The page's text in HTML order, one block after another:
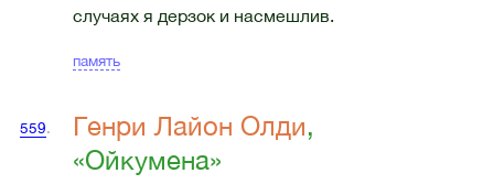
случаях я дерзок и насмешлив.
память
559. Генри Лайон Олди,
«Ойкумена»